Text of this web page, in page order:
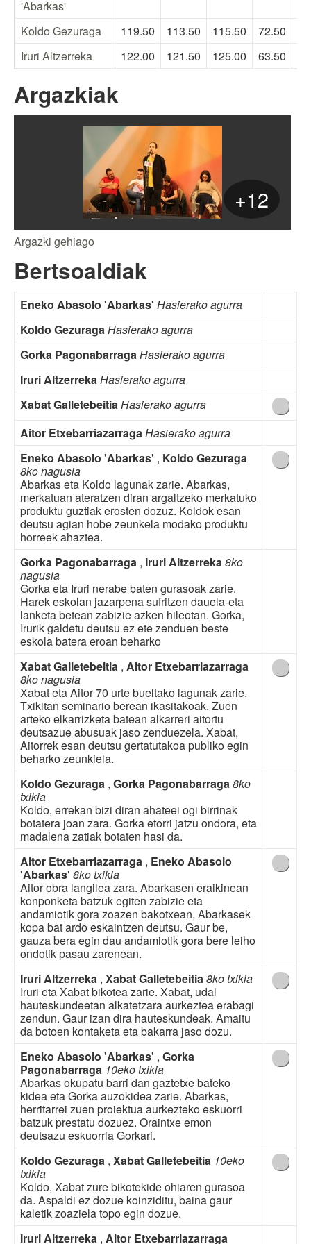
'Abarkas'
Koldo Gezuraga 119.50 113.50 115.50 72.50
Iruri Altzerreka
122.00 121.50 125.00 63.50
Argazkiak
+12
Argazki gehiago
Bertsoaldiak
Eneko Abasolo 'Abarkas' Hasierako agurra
Koldo GezuragaHasierako agurra
Gorka PagonabarragaHasierako agurra
Iruri AltzerrekaHasierako agurra
Xabat GalletebeitiaHasierako agurra
Aitor EtxebarriazarragaHasierako agurra
Eneko Abasolo 'Abarkas' , Koldo Gezuraga
8ko nagusia
Abarkas eta Koldo lagunak zarie. Abarkas,
merkatuan ateratzen diran argaltzeko merkatuko
produktu guztiak erosten dozuz. Koldok esan
deutsu agian hobe zeunkela modako produktu
horreek ahaztea.
Gorka Pagonabarraga , Iruri Altzerreka8ko
nagusia
Gorka eta Iruri nerabe baten gurasoak zarie.
Harek eskolan jazarpena sufritzen dauela-eta
lanketa betean zabizie azken hileotan. Gorka,
Irurik galdetu deutsu ez ete zenduen beste
eskola batera eroan beharko
Xabat Galletebeitia , Aitor Etxebarriazarraga
8ko nagusia
Xabat eta Aitor 70 urte bueltako lagunak zarie.
Txikitan seminario berean ikasitakoak. Zuen
arteko elkarrizketa batean alkarreri aitortu
deutsazue abusuak jaso zenduezela. Xabat,
Aitorrek esan deutsu gertatutakoa publiko egin
beharko zeunkiela.
Koldo Gezuraga , Gorka Pagonabarraga8ko
txikia
Koldo, errekan bizi diran ahateei ogi birrinak
botatera joan zara. Gorka etorri jatzu ondora, eta
madalena zatiak botaten hasi da.
Aitor Etxebarriazarraga , Eneko Abasolo
'Abarkas' 8ko txikia
Aitor obra langilea zara. Abarkasen eraikinean
konponketa batzuk egiten zabizie eta
andamiotik gora zoazen bakotxean, Abarkasek
kopa bat ardo eskaintzen deutsu. Gaur be,
gauza bera egin dau andamiotik gora bere leiho
ondotik pasau zarenean.
Iruri Altzerreka , Xabat Galletebeitia8ko txikia
Iruri eta Xabat bikotea zarie. Xabat, udal
hauteskundeetan alkatetzara aurkeztea erabagi
zendun. Gaur izan dira hauteskundeak. Amaitu
da botoen kontaketa eta bakarra jaso dozu.
Eneko Abasolo 'Abarkas' , Gorka
Pagonabarraga 10eko txikia
Abarkas okupatu barri dan gaztetxe bateko
kidea eta Gorka auzokidea zarie. Abarkas,
herritarrei zuen proiektua aurkezteko eskuorri
batzuk prestatu dozuez. Oraintxe emon
deutsazu eskuorria Gorkari.
Koldo Gezuraga , Xabat Galletebeitia 10eko
txikia
Koldo, Xabat zure bikotekide ohiaren gurasoa
da. Aspaldi ez dozue koinziditu, baina gaur
kaletik zoaziela topo egin dozue.
Iruri Altzerreka , Aitor Etxebarriazarraga